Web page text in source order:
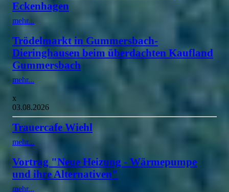
Eckenhagen
mehr...
Trödelmarkt in Gummersbach-
Dieringhausen beim überdachten Kaufland
Gummersbach
mehr...
x
03.08.2026
Trauercafe Wiehl
mehr...
Vortrag "Neue Heizung - Wärmepumpe
und ihre Alternativen"
mehr...